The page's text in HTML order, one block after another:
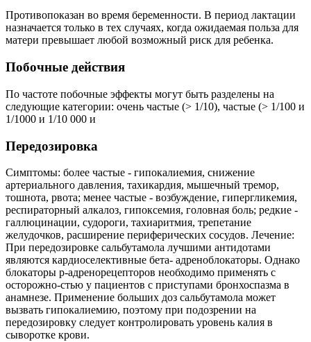
Противопоказан во время беременности. В период лактации
назначается только в тех случаях, когда ожидаемая польза для
матери превышает любой возможный риск для ребенка.
Побочные действия
По частоте побочные эффекты могут быть разделены на
следующие категории: очень частые (> 1/10), частые (> 1/100 и
1/1000 и 1/10 000 и
Передозировка
Симптомы: более частые - гипокалиемия, снижение
артериального давления, тахикардия, мышечный тремор,
тошнота, рвота; менее частые - возбуждение, гипергликемия,
респираторный алкалоз, гипоксемия, головная боль; редкие -
галлюцинации, судороги, тахиаритмия, трепетание
желудочков, расширение периферических сосудов. Лечение:
При передозировке сальбутамола лучшими антидотами
являются кардиоселективные бета- адреноблокаторы. Однако
блокаторы p-адренорецепторов необходимо применять с
осторожно-стью у пациентов с приступами бронхоспазма в
анамнезе. Применение больших доз сальбутамола может
вызвать гипокалиемию, поэтому при подозрении на
передозировку следует контролировать уровень калия в
сыворотке крови.